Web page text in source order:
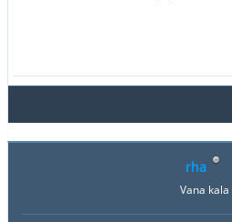
rha
Vana kala